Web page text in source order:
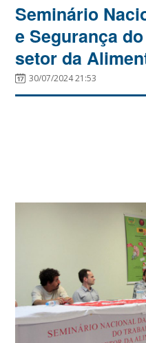
Seminário
e Segurança
setor da
30/07/2024 21:53